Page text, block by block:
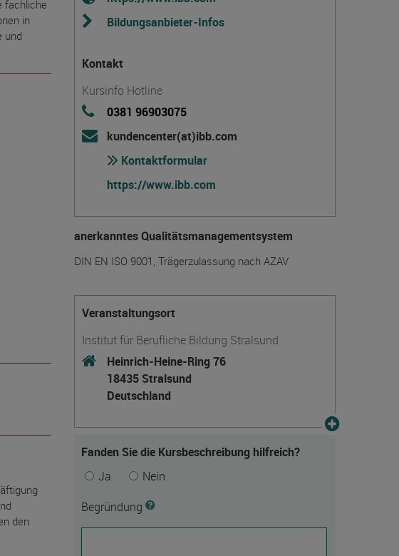
fachliche
in
und
den
Bildungsanbieter-Infos
Kontakt
Kursinfo Hotline
0381 96903075
kundencenter(at)ibb.com
Kontaktformular
https://www.ibb.com
anerkanntes Qualitätsmanagementsystem
DIN EN ISO 9001, Trägerzulassung nach AZAV
Veranstaltungsort
Institut für Berufliche Bildung Stralsund
Heinrich-Heine-Ring 76
18435 Stralsund
Deutschland
Fanden Sie die Kursbeschreibung hilfreich?
Ja
Nein
Begründung